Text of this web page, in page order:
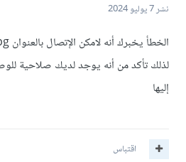
نشر7 يوليو 2024
لذلك تأكد من أنه يوجد لديك صلاحية
إليها
اقتباس